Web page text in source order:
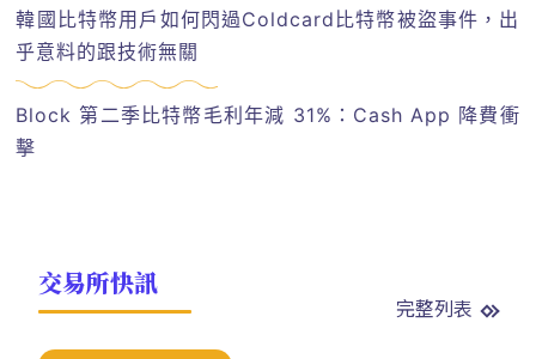
韓國比特幣用戶如何閃過Coldcard比特幣被盜事件，出
乎意料的跟技術無關
Block 第二季比特幣毛利年減 31%：Cash App 降費衝
擊
交易所快訊
完整列表